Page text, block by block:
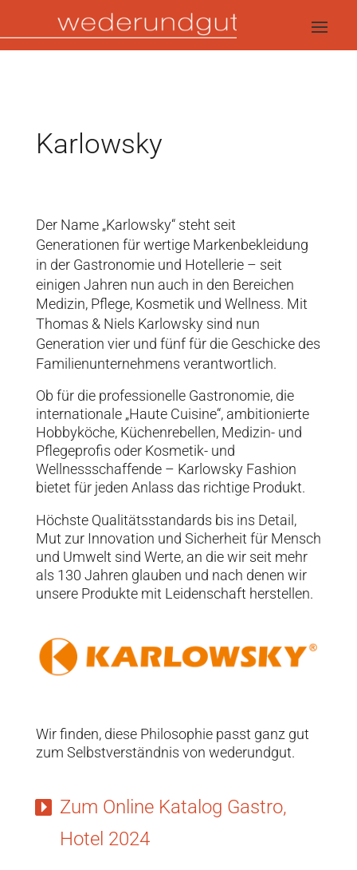
Karlowsky
Der Name „Karlowsky“ steht seit
Generationen für wertige Markenbekleidung
in der Gastronomie und Hotellerie – seit
einigen Jahren nun auch in den Bereichen
Medizin, Pflege, Kosmetik und Wellness. Mit
Thomas & Niels Karlowsky sind nun
Generation vier und fünf für die Geschicke des
Familienunternehmens verantwortlich.
Ob für die professionelle Gastronomie, die
internationale „Haute Cuisine“, ambitionierte
Hobbyköche, Küchenrebellen, Medizin- und
Pflegeprofis oder Kosmetik- und
Wellnessschaffende – Karlowsky Fashion
bietet für jeden Anlass das richtige Produkt.
Höchste Qualitätsstandards bis ins Detail,
Mut zur Innovation und Sicherheit für Mensch
und Umwelt sind Werte, an die wir seit mehr
als 130 Jahren glauben und nach denen wir
unsere Produkte mit Leidenschaft herstellen.
Wir finden, diese Philosophie passt ganz gut
zum Selbstverständnis von wederundgut.
Zum Online Katalog Gastro,
Hotel 2024